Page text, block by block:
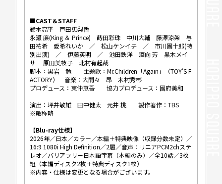
■CAST＆STAFF
鈴木亮平 戸田恵梨香
永瀬 廉(King ＆ Prince) 蒔田彩珠 中川大輔 藤澤涼架 与
田祐希 愛希れいか ／ 松山ケンイチ ／ 市川團十郎(特
別出演) ／ 伊藤英明 ／ 池田鉄洋 酒向 芳 黒木メイ
サ 原田美枝子 北村有起哉
脚本：黒岩 勉 主題歌：Mr.Children「Again」（TOY'S F
ACTORY） 音楽：大間々 昂 木村秀彬
プロデュース：東仲恵吾 協力プロデュース：國府美和
演出：坪井敏雄 田中健太 元井 桃 製作著作：TBS
※敬称略
【Blu-ray仕様】
2026年／日本／カラー／本編＋特典映像（収録分数未定）／
16:9 1080i High Definition／2層／音声：リニアPCM2chステ
レオ／バリアフリー日本語字幕（本編のみ）／全10話／3枚
組（本編ディスク2枚＋特典ディスク1枚）
※内容・仕様は変更となる場合がございます。